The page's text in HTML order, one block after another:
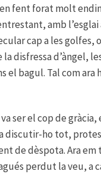
fent forat molt
amb l’esglai
cap a les golfes,
la disfressa d’àngel,
el bagul. Tal com ara
ser el cop de gràcia,
discutir-ho tot,
de dèspota. Ara
perdut la veu, a